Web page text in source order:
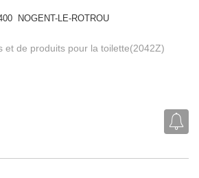
NOGENT-LE-ROTROU
et de produits pour la toilette(2042Z)